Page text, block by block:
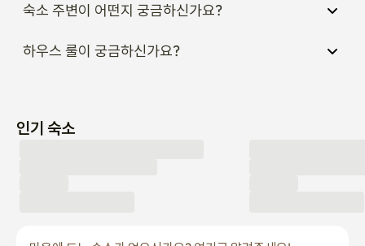
숙소 주변이 어떤지 궁금하신가요?
하우스 룰이 궁금하신가요?
인기 숙소